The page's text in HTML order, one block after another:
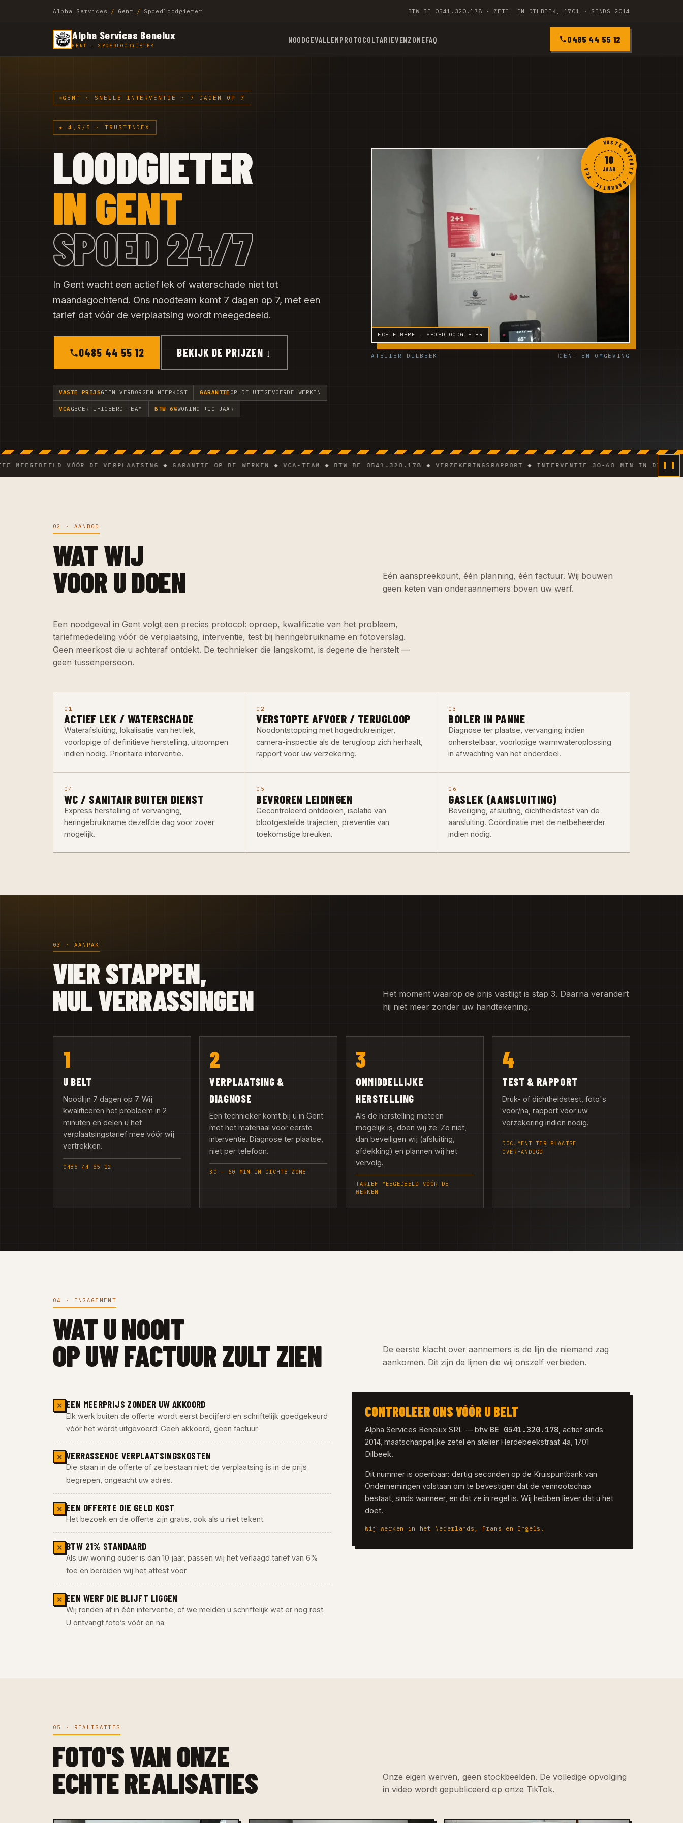
Alpha Services / Gent / Spoedloodgieter BTW BE 0541.320.178 · ZETEL IN DILBEEK, 1701 · SINDS 2014
Alpha Services Benelux
GENT · SPOEDLOODGIETER
NOODGEVALLENPROTOCOL TARIEVENZONEFAQ 0485 44 55 12
GENT · SNELLE INTERVENTIE · 7 DAGEN OP 7
★ 4,9/5 · TRUSTINDEX
LOODGIETER
IN GENT
SPOED 24/7
In Gent wacht een actief lek of waterschade niet tot
maandagochtend. Ons noodteam komt 7 dagen op 7, met een
tarief dat vóór de verplaatsing wordt meegedeeld.
0485 44 55 12 BEKIJK DE PRIJZEN ↓
VASTE PRIJSGEEN VERBORGEN MEERKOST GARANTIE OP DE UITGEVOERDE WERKEN
VCA GECERTIFICEERD TEAM BTW 6%WONING +10 JAAR
ECHTE WERF · SPOEDLOODGIETER
VASTE OFFERTE · GARANTIE · VCA ·
10
JAAR
ATELIER DILBEEK GENT EN OMGEVING
VÓÓR DE VERPLAATSING ◆ GARANTIE OP DE WERKEN ◆ VCA-TEAM ◆ BTW BE 0541.320.178 ◆ VERZEKERINGSRAPPORT ◆ INTERVENTIE 30-60 MIN IN DICHTE
02 · AANBOD
WAT WIJ
VOOR U DOEN
Eén aanspreekpunt, één planning, één factuur. Wij bouwen
geen keten van onderaannemers boven uw werf.
Een noodgeval in Gent volgt een precies protocol: oproep, kwalificatie van het probleem,
tariefmededeling vóór de verplaatsing, interventie, test bij heringebruikname en fotoverslag.
Geen meerkost die u achteraf ontdekt. De technieker die langskomt, is degene die herstelt —
geen tussenpersoon.
01
ACTIEF LEK / WATERSCHADE
Waterafsluiting, lokalisatie van het lek,
voorlopige of definitieve herstelling, uitpompen
indien nodig. Prioritaire interventie.
02
VERSTOPTE AFVOER / TERUGLOOP
Noodontstopping met hogedrukreiniger,
camera-inspectie als de terugloop zich herhaalt,
rapport voor uw verzekering.
03
BOILER IN PANNE
Diagnose ter plaatse, vervanging indien
onherstelbaar, voorlopige warmwateroplossing
in afwachting van het onderdeel.
04
WC / SANITAIR BUITEN DIENST
Express herstelling of vervanging,
heringebruikname dezelfde dag voor zover
mogelijk.
05
BEVROREN LEIDINGEN
Gecontroleerd ontdooien, isolatie van
blootgestelde trajecten, preventie van
toekomstige breuken.
06
GASLEK (AANSLUITING)
Beveiliging, afsluiting, dichtheidstest van de
aansluiting. Coördinatie met de netbeheerder
indien nodig.
03 · AANPAK
VIER STAPPEN,
NUL VERRASSINGEN
Het moment waarop de prijs vastligt is stap 3. Daarna verandert
hij niet meer zonder uw handtekening.
1
U BELT
Noodlijn 7 dagen op 7. Wij
kwalificeren het probleem in 2
minuten en delen u het
verplaatsingstarief mee vóór wij
vertrekken.
0485 44 55 12
2
VERPLAATSING &
DIAGNOSE
Een technieker komt bij u in Gent
met het materiaal voor eerste
interventie. Diagnose ter plaatse,
niet per telefoon.
30 – 60 MIN IN DICHTE ZONE
3
ONMIDDELLIJKE
HERSTELLING
Als de herstelling meteen
mogelijk is, doen wij ze. Zo niet,
dan beveiligen wij (afsluiting,
afdekking) en plannen wij het
vervolg.
TARIEF MEEGEDEELD VÓÓR DE
WERKEN
4
TEST & RAPPORT
Druk- of dichtheidstest, foto's
voor/na, rapport voor uw
verzekering indien nodig.
DOCUMENT TER PLAATSE
OVERHANDIGD
04 · ENGAGEMENT
WAT U NOOIT
OP UW FACTUUR ZULT ZIEN
De eerste klacht over aannemers is de lijn die niemand zag
aankomen. Dit zijn de lijnen die wij onszelf verbieden.
✕ EEN MEERPRIJS ZONDER UW AKKOORD
Elk werk buiten de offerte wordt eerst becijferd en schriftelijk goedgekeurd
vóór het wordt uitgevoerd. Geen akkoord, geen factuur.
✕ VERRASSENDE VERPLAATSINGSKOSTEN
Die staan in de offerte of ze bestaan niet: de verplaatsing is in de prijs
begrepen, ongeacht uw adres.
✕ EEN OFFERTE DIE GELD KOST
Het bezoek en de offerte zijn gratis, ook als u niet tekent.
✕ BTW 21% STANDAARD
Als uw woning ouder is dan 10 jaar, passen wij het verlaagd tarief van 6%
toe en bereiden wij het attest voor.
✕ EEN WERF DIE BLIJFT LIGGEN
Wij ronden af in één interventie, of we melden u schriftelijk wat er nog rest.
U ontvangt foto’s vóór en na.
CONTROLEER ONS VÓÓR U BELT
Alpha Services Benelux SRL — btw BE 0541.320.178, actief sinds
2014, maatschappelijke zetel en atelier Herdebeekstraat 4a, 1701
Dilbeek.
Dit nummer is openbaar: dertig seconden op de Kruispuntbank van
Ondernemingen volstaan om te bevestigen dat de vennootschap
bestaat, sinds wanneer, en dat ze in regel is. Wij hebben liever dat u het
doet.
Wij werken in het Nederlands, Frans en Engels.
05 · REALISATIES
FOTO'S VAN ONZE
ECHTE REALISATIES
Onze eigen werven, geen stockbeelden. De volledige opvolging
in video wordt gepubliceerd op onze TikTok.